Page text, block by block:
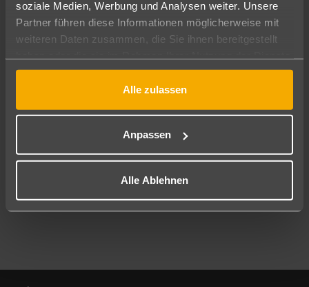
soziale Medien, Werbung und Analysen weiter. Unsere
Partner führen diese Informationen möglicherweise mit
weiteren Daten zusammen, die Sie ihnen bereitgestellt
gesammelt haben.
Alle zulassen
Anpassen
Alle Ablehnen
Abflughafen
Alle Abflughäfen
10.08.26–08.08.27 7-21 Nächte
Mehr Filter anzeigen